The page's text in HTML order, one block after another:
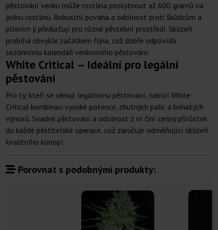
pěstování venku může rostlina poskytnout až 600 gramů na
jednu rostlinu. Robustní povaha a odolnost proti škůdcům a
plísním ji předurčují pro různé pěstební prostředí. Sklizeň
probíhá obvykle začátkem října, což dobře odpovídá
sezónnímu kalendáři venkovního pěstování.
White Critical – Ideální pro legální
pěstování
Pro ty, kteří se věnují legálnímu pěstování, nabízí White
Critical kombinaci vysoké potence, chutných palic a bohatých
výnosů. Snadné pěstování a odolnost z ní činí cenný přírůstek
do každé pěstitelské operace, což zaručuje odměňující sklizeň
kvalitního konopí.
Porovnat s podobnými produkty: